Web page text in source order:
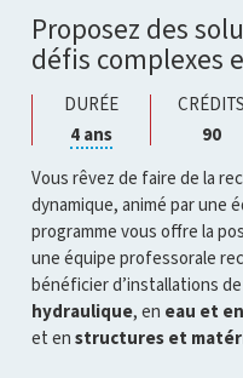
Proposez des
défis complexes
DURÉE
4 ansCliquer
pour
ouvrir
l'infobulle
CRÉDITS
90
Vous rêvez de faire de la
dynamique, animé par une
programme vous offre la
une équipe professorale
bénéficier d’installations
hydraulique, en eau et
et en structures et